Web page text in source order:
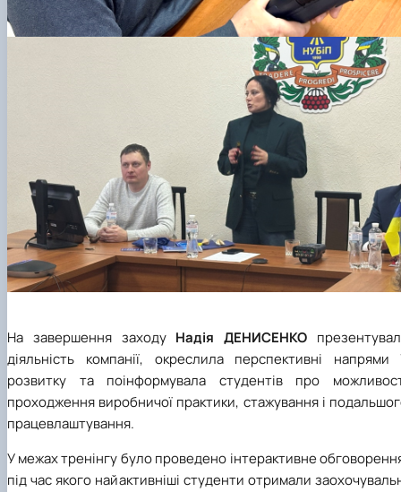
На завершення заходу Надія ДЕНИСЕНКО
діяльність компанії, окреслила перспективні напрями
розвитку та поінформувала студентів про
проходження виробничої практики, стажування і
працевлаштування.
У межах тренінгу було проведено інтерактивне
під час якого найактивніші студенти отримали